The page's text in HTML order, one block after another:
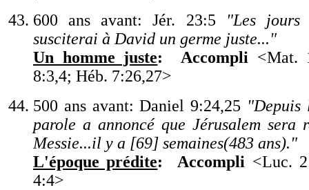
600 ans avant: Jér. 23:5
"Les jours
susciterai à David un germe juste..."
Un homme juste: Accompli <Mat.
8:3,4; Héb. 7:26,27>
500 ans avant: Daniel 9:24,25 "Depuis
parole a annoncé que Jérusalem sera
Messie...il y a [69] semaines(483 ans)."
L'époque prédite: Accompli <Luc.
4:4>